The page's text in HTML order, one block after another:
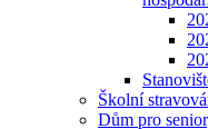
Školní
Dům pro